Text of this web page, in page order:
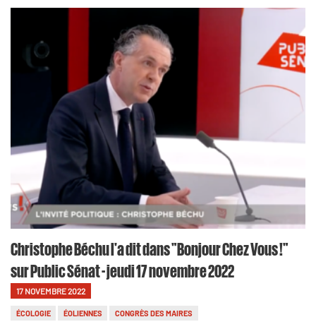
Christophe Béchu l'a dit dans "Bonjour Chez Vous !"
sur Public Sénat - jeudi 17 novembre 2022
17 NOVEMBRE 2022
ÉCOLOGIE ÉOLIENNES CONGRÈS DES MAIRES